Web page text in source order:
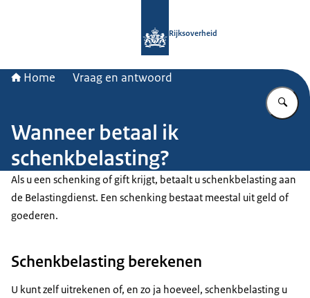
Rijksoverheid
Home Vraag en antwoord
Wanneer betaal ik
schenkbelasting?
Als u een schenking of gift krijgt, betaalt u schenkbelasting aan
de Belastingdienst. Een schenking bestaat meestal uit geld of
goederen.
Schenkbelasting berekenen
U kunt zelf uitrekenen of, en zo ja hoeveel, schenkbelasting u